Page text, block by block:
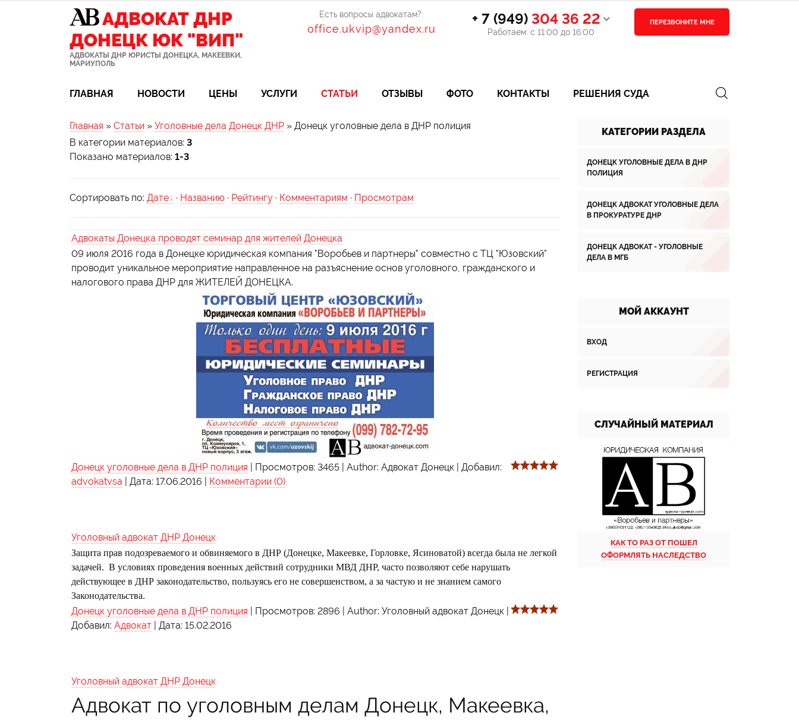
АДВОКАТ ДНР
ДОНЕЦК ЮК "ВИП"
АДВОКАТЫ ДНР ЮРИСТЫ ДОНЕЦКА, МАКЕЕВКИ,
МАРИУПОЛЬ
Есть вопросы адвокатам?:
office.ukvip@yandex.ru
+ 7 (949) 304 36 22
Работаем: с 11:00 до 16:00
ПЕРЕЗВОНИТЕ МНЕ
ГЛАВНАЯ НОВОСТИ ЦЕНЫ УСЛУГИ СТАТЬИ ОТЗЫВЫ ФОТО КОНТАКТЫ РЕШЕНИЯ СУДА
Главная » Статьи » Уголовные дела Донецк ДНР » Донецк уголовные дела в ДНР полиция
В категории материалов: 3
Показано материалов: 1-3
Сортировать по: Дате · Названию · Рейтингу · Комментариям · Просмотрам
Адвокаты Донецка проводят семинар для жителей Донецка
09 июля 2016 года в Донецке юридическая компания "Воробьев и партнеры" совместно с ТЦ "Юзовский"
проводит уникальное мероприятие направленное на разъяснение основ уголовного, гражданского и
налогового права ДНР для ЖИТЕЛЕЙ ДОНЕЦКА.
Донецк уголовные дела в ДНР полиция Просмотров: 3465 Author: Адвокат Донецк
Добавил:
advokatvsa
Дата: 17.06.2016 Комментарии (0)
Уголовный адвокат ДНР Донецк
Защита прав подозреваемого и обвиняемого в ДНР (Донецке, Макеевке, Горловке, Ясиноватой) всегда была не легкой
задачей. В условиях проведения военных действий сотрудники МВД ДНР, часто позволяют себе нарушать
действующее в ДНР законодательство, пользуясь его не совершенством, а за частую и не знанием самого
Законодательства.
Донецк уголовные дела в ДНР полиция Просмотров: 2896 Author: Уголовный адвокат Донецк
Добавил: Адвокат Дата: 15.02.2016
Уголовный адвокат ДНР Донецк
Адвокат по уголовным делам Донецк, Макеевка,
КАТЕГОРИИ РАЗДЕЛА
ДОНЕЦК УГОЛОВНЫЕ ДЕЛА В ДНР
ПОЛИЦИЯ
ДОНЕЦК АДВОКАТ УГОЛОВНЫЕ ДЕЛА
В ПРОКУРАТУРЕ ДНР
ДОНЕЦК АДВОКАТ - УГОЛОВНЫЕ
ДЕЛА В МГБ
МОЙ АККАУНТ
ВХОД
РЕГИСТРАЦИЯ
СЛУЧАЙНЫЙ МАТЕРИАЛ
КАК ТО РАЗ ОТ ПОШЕЛ
ОФОРМЛЯТЬ НАСЛЕДСТВО